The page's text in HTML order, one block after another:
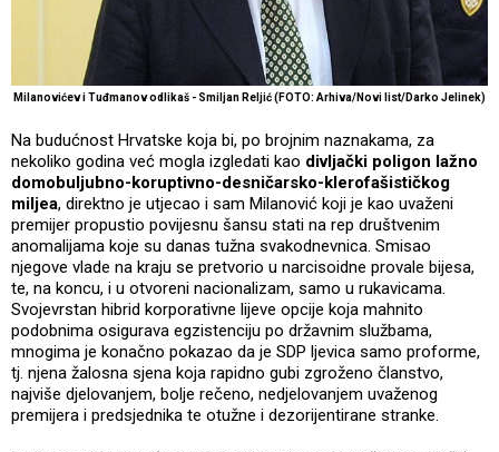
Milanovićev i Tuđmanov odlikaš - Smiljan Reljić (FOTO: Arhiva/Novi list/Darko Jelinek)
Na budućnost Hrvatske koja bi, po brojnim naznakama, za
nekoliko godina već mogla izgledati kao divljački poligon lažno
domobuljubno-koruptivno-desničarsko-klerofašističkog
miljea, direktno je utjecao i sam Milanović koji je kao uvaženi
premijer propustio povijesnu šansu stati na rep društvenim
anomalijama koje su danas tužna svakodnevnica. Smisao
njegove vlade na kraju se pretvorio u narcisoidne provale bijesa,
te, na koncu, i u otvoreni nacionalizam, samo u rukavicama.
Svojevrstan hibrid korporativne lijeve opcije koja mahnito
podobnima osigurava egzistenciju po državnim službama,
mnogima je konačno pokazao da je SDP ljevica samo proforme,
tj. njena žalosna sjena koja rapidno gubi zgroženo članstvo,
najviše djelovanjem, bolje rečeno, nedjelovanjem uvaženog
premijera i predsjednika te otužne i dezorijentirane stranke.